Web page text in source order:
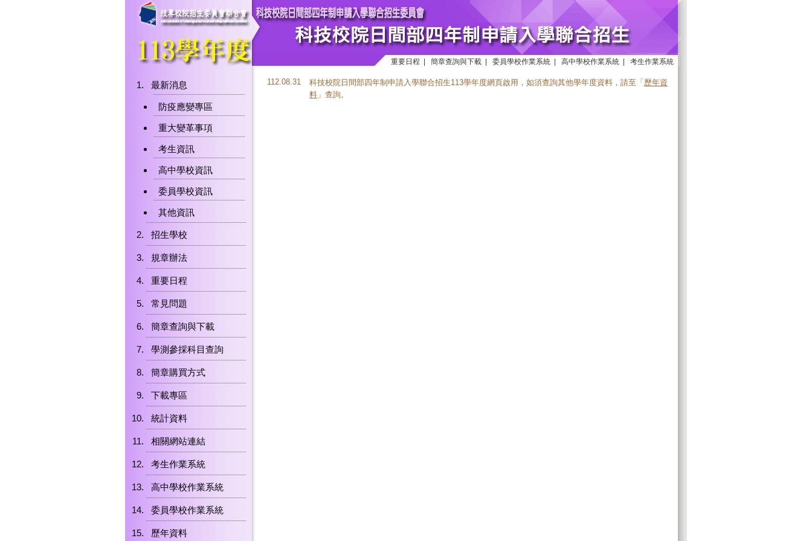
重要日程 簡章查詢與下載 委員學校作業系統 高中學校作業系統 考生作業系統
最新消息
防疫應變專區
重大變革事項
考生資訊
高中學校資訊
委員學校資訊
其他資訊
招生學校
規章辦法
重要日程
常見問題
簡章查詢與下載
學測參採科目查詢
簡章購買方式
下載專區
統計資料
相關網站連結
考生作業系統
高中學校作業系統
委員學校作業系統
歷年資料
112.08.31 科技校院日間部四年制申請入學聯合招生113學年度網頁啟用，如須查詢其他學年度資料，請至「 歷年資
料 」查詢。